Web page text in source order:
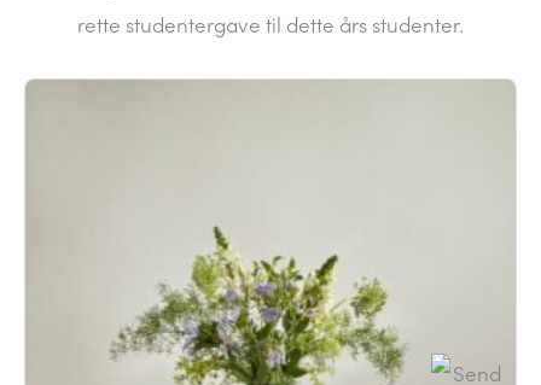
rette studentergave til dette års studenter.